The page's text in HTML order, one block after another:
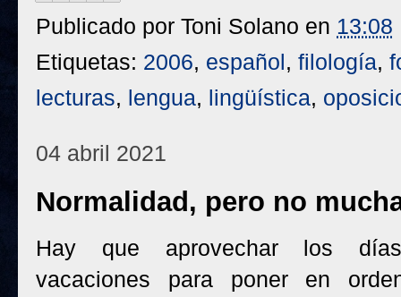
Publicado por Toni Solano en 13:08
Etiquetas: 2006, español, filología,
lecturas, lengua, lingüística,
04 abril 2021
Normalidad, pero no
Hay que aprovechar los
vacaciones para poner en